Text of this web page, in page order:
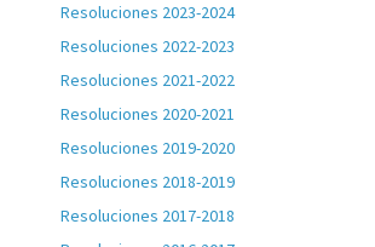
Resoluciones 2023-2024
Resoluciones 2022-2023
Resoluciones 2021-2022
Resoluciones 2020-2021
Resoluciones 2019-2020
Resoluciones 2018-2019
Resoluciones 2017-2018